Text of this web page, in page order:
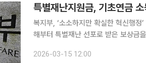
특별재난지원금, 기초연금
복지부, ‘소소하지만 확실한 혁신행정’ 제도 운영 1분기에 총 25건 ‘보건복
해부터 특별재난 선포로 받은 보상금
밝혔다. ‘보건복지 소확신’은 지침 개
2026-03-15 12:00